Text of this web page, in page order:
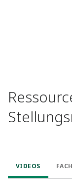
VIDEOS